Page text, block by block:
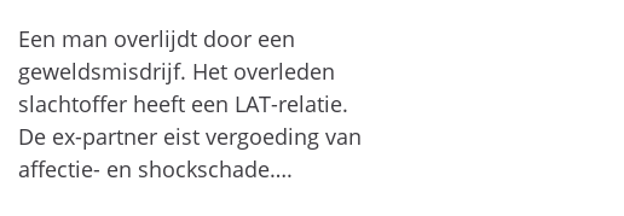
Een man overlijdt door een
geweldsmisdrijf. Het overleden
slachtoffer heeft een LAT-relatie.
De ex-partner eist vergoeding van
affectie- en shockschade….